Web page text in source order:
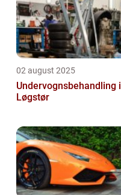
02 august 2025
Undervognsbehandling i
Løgstør